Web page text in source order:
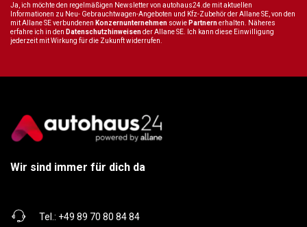
Ja, ich möchte den regelmäßigen Newsletter von autohaus24.de mit aktuellen
Informationen zu Neu- Gebrauchtwagen-Angeboten und Kfz-Zubehör der Allane SE, von den
mit Allane SE verbundenen Konzernunternehmen sowie Partnernerhalten. Näheres
erfahre ich in den Datenschutzhinweisender Allane SE. Ich kann diese Einwilligung
jederzeit mit Wirkung für die Zukunft widerrufen.
Wir sind immer für dich da
Tel.: +49 89 70 80 84 84